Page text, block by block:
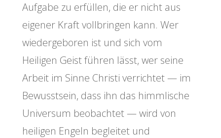
Aufgabe zu erfüllen, die er nicht aus
eigener Kraft vollbringen kann. Wer
wiedergeboren ist und sich vom
Heiligen Geist führen lässt, wer seine
Arbeit im Sinne Christi verrichtet — im
Bewusstsein, dass ihn das himmlische
Universum beobachtet — wird von
heiligen Engeln begleitet und